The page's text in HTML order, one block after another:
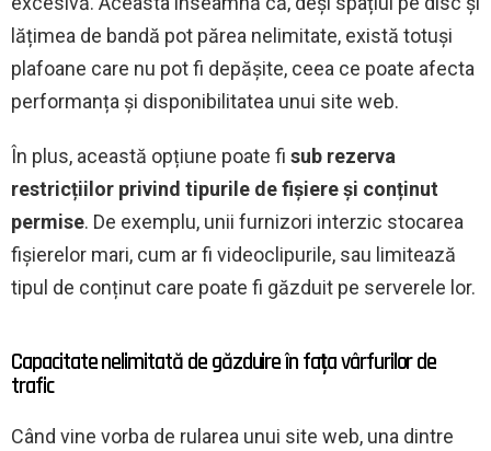
lățimea de bandă pot părea nelimitate, există totuși
plafoane care nu pot fi depășite, ceea ce poate afecta
performanța și disponibilitatea unui site web.
În plus, această opțiune poate fi sub rezerva
restricțiilor privind tipurile de fișiere și conținut
permise. De exemplu, unii furnizori interzic stocarea
fișierelor mari, cum ar fi videoclipurile, sau limitează
tipul de conținut care poate fi găzduit pe serverele lor.
Capacitate nelimitată de găzduire în fața vârfurilor de
trafic
Când vine vorba de rularea unui site web, una dintre